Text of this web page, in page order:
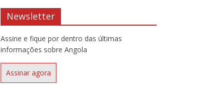
Newsletter
Assine e fique por dentro das últimas
informações sobre Angola
Assinar agora